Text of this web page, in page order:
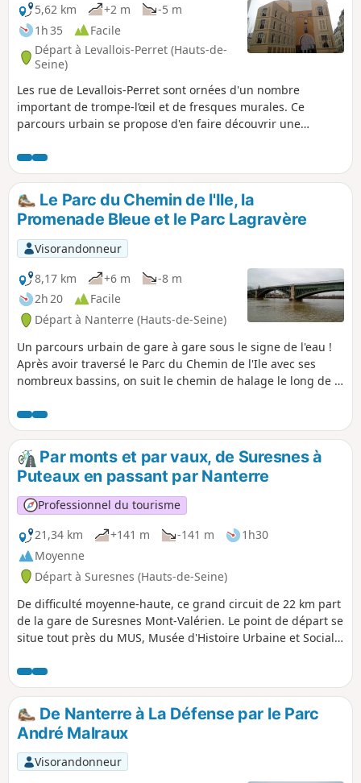
5,62 km
+2 m
-5 m
1h 35
Facile
Départ à Levallois-Perret (Hauts-de-
Seine)
Les rue de Levallois-Perret sont ornées d'un nombre
important de trompe-l’œil et de fresques murales. Ce
parcours urbain se propose d'en faire découvrir une
ville et en traversant certains de ses jardins publics.
Le Parc du Chemin de l'Ile, la
Promenade Bleue et le Parc Lagravère
Visorandonneur
8,17 km
+6 m
-8 m
2h 20
Facile
Départ à Nanterre (Hauts-de-Seine)
Un parcours urbain de gare à gare sous le signe de l'eau !
Après avoir traversé le Parc du Chemin de l'Ile avec ses
nombreux bassins, on suit le chemin de halage le long de la
tableau.
Par monts et par vaux, de Suresnes à
Puteaux en passant par Nanterre
Professionnel du tourisme
21,34 km
+141 m -141 m
1h30
Moyenne
Départ à Suresnes (Hauts-de-Seine)
De difficulté moyenne-haute, ce grand circuit de 22 km part
de la gare de Suresnes Mont-Valérien. Le point de départ se
situe tout près du MUS, Musée d'Histoire Urbaine et Sociale
urbains que vous allez rencontrer tout au long de ce
parcours. Du Puteaux des années 30 en passant par le Mont
Valérien, le vignoble de Suresnes, la Cité-Jardins et les
Tours Nuage bordées par le parc André Malraux à
Nanterre, c'est tout un pan de l'histoire du XXe siècle qui se
déroule sous vos yeux grâce à ces témoignages
exceptionnels du passé.
De Nanterre à La Défense par le Parc
André Malraux
Visorandonneur